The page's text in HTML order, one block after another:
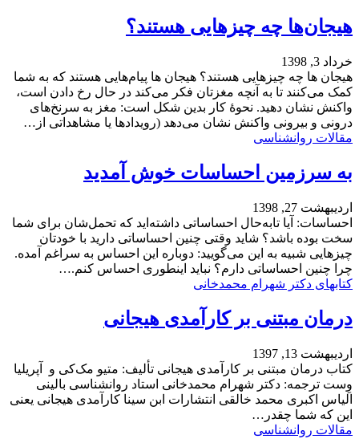
هیجان‌ها چه چیزهایی هستند؟
خرداد 3, 1398
هیجان‌ ها چه چیزهایی هستند؟ هیجان‌ ها پیام‌هایی هستند که به شما
کمک می‌کنند تا به آنچه مغزتان فکر می‌کند در حال رخ دادن است،
واکنش نشان دهید. نحوۀ کار بدین شکل است: مغز به سرنخ‌های
درونی و بیرونی واکنش نشان می‌دهد (رویدادها یا مشاهداتی از…
مقالات روانشناسی
به سرزمین احساسات خوش آمدید
اردیبهشت 27, 1398
احساسات: آیا تابه‌حال احساساتی داشته‌اید که تحمل‌شان برای شما
سخت بوده باشد؟ شاید وقتی چنین احساساتی دارید با خودتان
چیزهایی شبیه به این می‌گویید: دوباره این احساس به سراغم آمده.
چرا چنین احساساتی دارم؟ نباید اینطوری احساس کنم.…
کتابهای دکتر شهرام محمدخانی
درمان مبتنی بر کارآمدی هیجانی
اردیبهشت 13, 1397
کتاب درمان مبتنی بر کارآمدی هیجانی تألیف: متیو مک‌کی و آپریلیا
وِست ترجمه: دکتر شهرام محمدخانی استاد روانشناسی بالینی
الیاس اکبری محمد خالقی انتشارات ابن سینا کارآمدی هیجانی یعنی
این که شما چقدر…
مقالات روانشناسی